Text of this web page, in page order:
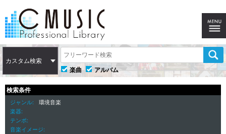
カスタム検索
楽曲
アルバム
検索条件
ジャンル
環境音楽
楽器
テンポ
音楽イメージ